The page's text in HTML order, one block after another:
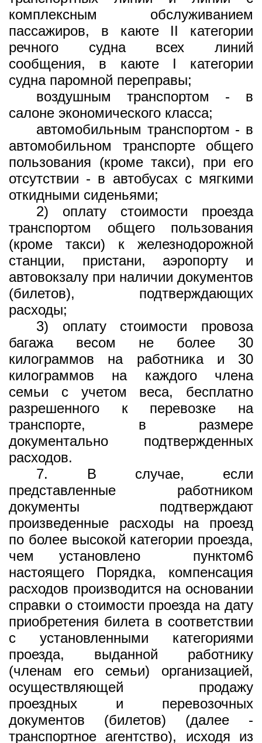
комплексным обслуживанием
пассажиров, в каюте II категории
речного судна всех линий
сообщения, в каюте I категории
судна паромной переправы;
воздушным транспортом - в
салоне экономического класса;
автомобильным транспортом - в
автомобильном транспорте общего
пользования (кроме такси), при его
отсутствии - в автобусах с мягкими
откидными сиденьями;
2) оплату стоимости проезда
транспортом общего пользования
(кроме такси) к железнодорожной
станции, пристани, аэропорту и
автовокзалу при наличии документов
(билетов), подтверждающих
расходы;
3) оплату стоимости провоза
багажа весом не более 30
килограммов на работника и 30
килограммов на каждого члена
семьи с учетом веса, бесплатно
разрешенного к перевозке на
транспорте, в размере
документально подтвержденных
расходов.
7. В случае, если
представленные работником
документы подтверждают
произведенные расходы на проезд
по более высокой категории проезда,
чем установлено
пунктом6
настоящего Порядка, компенсация
расходов производится на основании
справки о стоимости проезда на дату
приобретения билета в соответствии
с установленными категориями
проезда, выданной работнику
(членам его семьи) организацией,
осуществляющей продажу
проездных и перевозочных
документов (билетов) (далее -
транспортное агентство), исходя из